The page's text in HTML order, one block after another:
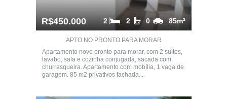
R$450.000 85m²
0
2
2
APTO NO PRONTO PARA MORAR
Apartamento novo pronto para morar, com 2 suítes,
lavabo, sala e cozinha conjugada, sacada com
churrasqueira. Apartamento com mobília, 1 vaga de
garagem. 85 m2 privativos fachada...